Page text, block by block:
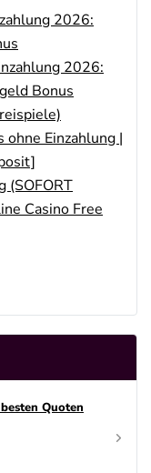
2026:
2026:
Bonus
ohne Einzahlung |
(SOFORT
Casino Free
Quoten